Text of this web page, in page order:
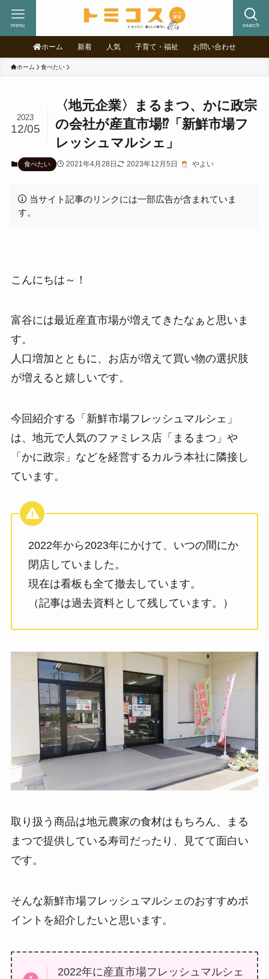
search
menu
ホーム 新着 人気 子育て・福祉 お問い合わせ
ホーム 食べたい
〈地元企業〉まるまつ、かに政宗
の会社が産直市場⁉「新鮮市場フ
レッシュマルシェ」
2023
12/05
食べたい 2021年4月28日 2023年12月5日 やよい
当サイト記事のリンクには一部広告が含まれていま
す。
こんにちは～！
富谷には最近産直市場が増えてきたなぁと思いま
す。
人口増加とともに、お店が増えて買い物の選択肢
が増えると嬉しいです。
今回紹介する「新鮮市場フレッシュマルシェ」
は、地元で人気のファミレス店「まるまつ」や
「かに政宗」などを経営するカルラ本社に隣接し
ています。
2022年から2023年にかけて、いつの間にか
閉店していました。
現在は看板も全て撤去しています。
（記事は過去資料として残しています。）
取り扱う商品は地元農家の食材はもちろん、まる
まつで提供している寿司だったり、見てて面白い
です。
そんな新鮮市場フレッシュマルシェのおすすめポ
イントを紹介したいと思います。
2022年に産直市場フレッシュマルシェ